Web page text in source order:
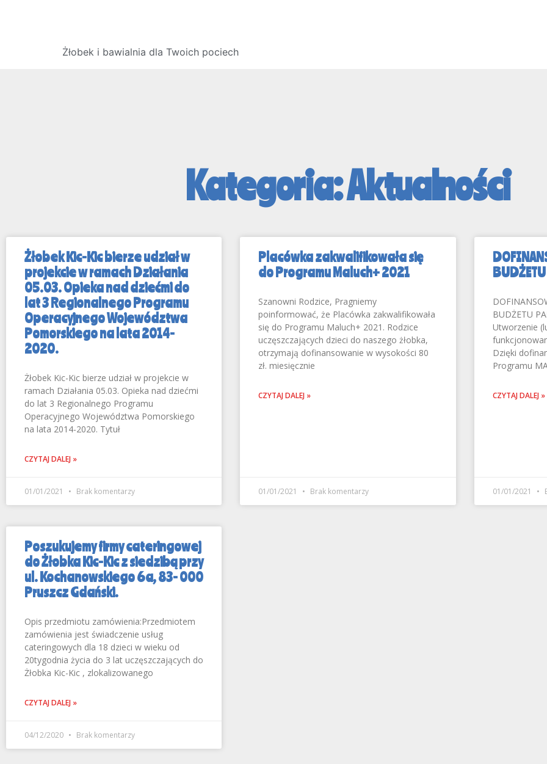
Żłobek i bawialnia dla Twoich pociech
Kategoria: Aktualności
Żłobek Kic-Kic bierze udział w
projekcie w ramach Działania
05.03. Opieka nad dziećmi do
lat 3 Regionalnego Programu
Operacyjnego Województwa
Pomorskiego na lata 2014-
2020.
Żłobek Kic-Kic bierze udział w projekcie w
ramach Działania 05.03. Opieka nad dziećmi
do lat 3 Regionalnego Programu
Operacyjnego Województwa Pomorskiego
na lata 2014-2020. Tytuł
CZYTAJ DALEJ »
01/01/2021 Brak komentarzy
Placówka zakwalifikowała się
do Programu Maluch+ 2021
Szanowni Rodzice, Pragniemy
poinformować, że Placówka zakwalifikowała
się do Programu Maluch+ 2021. Rodzice
uczęszczających dzieci do naszego żłobka,
otrzymają dofinansowanie w wysokości 80
zł. miesięcznie
CZYTAJ DALEJ »
01/01/2021 Brak komentarzy
BUDŻETU
Utworzenie
Dzięki
Programu
CZYTAJ DALEJ »
01/01/2021
Poszukujemy firmy cateringowej
do Żłobka Kic-Kic z siedzibą przy
ul. Kochanowskiego 6a, 83- 000
Pruszcz Gdański.
Opis przedmiotu zamówienia:Przedmiotem
zamówienia jest świadczenie usług
cateringowych dla 18 dzieci w wieku od
20tygodnia życia do 3 lat uczęszczających do
Żłobka Kic-Kic , zlokalizowanego
CZYTAJ DALEJ »
04/12/2020 Brak komentarzy